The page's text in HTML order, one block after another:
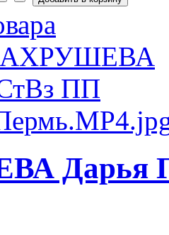
Дарья